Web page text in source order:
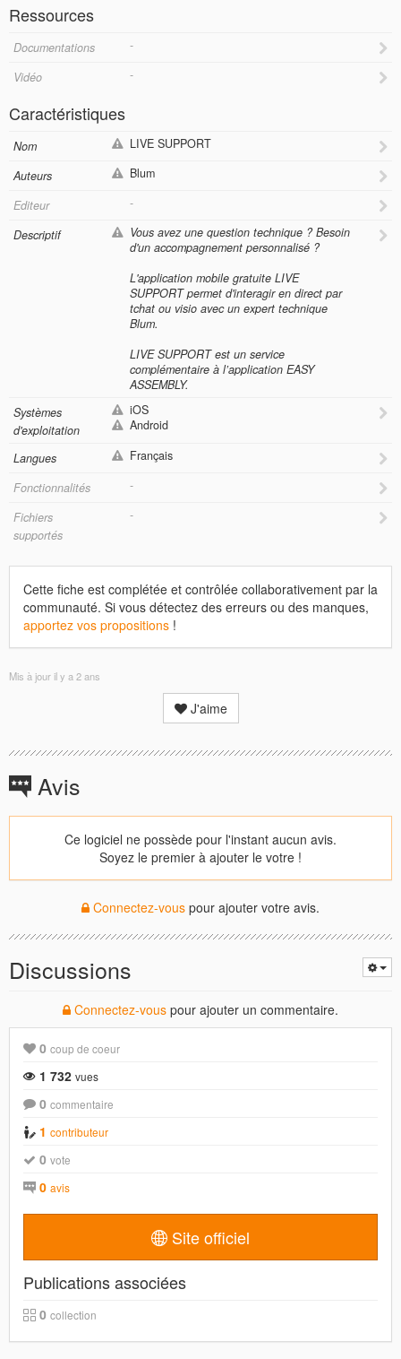
Ressources
Documentations
-
Vidéo
-
Caractéristiques
Nom
LIVE SUPPORT
Auteurs
Blum
Editeur
-
Descriptif
Vous avez une question technique ? Besoin
d'un accompagnement personnalisé ?
L'application mobile gratuite LIVE
SUPPORT permet d'interagir en direct par
tchat ou visio avec un expert technique
Blum.
LIVE SUPPORT est un service
complémentaire à l’application EASY
ASSEMBLY.
Systèmes
d'exploitation
iOS
Android
Langues
Français
Fonctionnalités
-
Fichiers
supportés
-
Cette fiche est complétée et contrôlée collaborativement par la
communauté. Si vous détectez des erreurs ou des manques,
apportez vos propositions !
Mis à jouril y a 2 ans
J'aime
Avis
Ce logiciel ne possède pour l'instant aucun avis.
Soyez le premier à ajouter le votre !
Connectez-vous pour ajouter votre avis.
Discussions
Connectez-vous pour ajouter un commentaire.
0 coup de coeur
1 732 vues
0 commentaire
1 contributeur
0 vote
0 avis
Site officiel
Publications associées
0 collection